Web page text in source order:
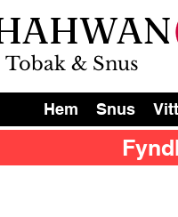
Tobak & Snus
Hem Snus